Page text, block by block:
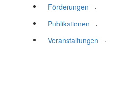
Förderungen
.
Publikationen
.
Veranstaltungen
.